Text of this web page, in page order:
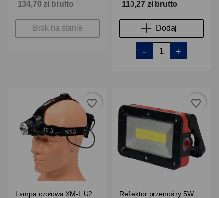
134,70 zł brutto
Brak na stanie
110,27 zł brutto
Dodaj
- +
Lampa czołowa XM-L U2
favorite_border
Reflektor przenośny 5W
favorite_border